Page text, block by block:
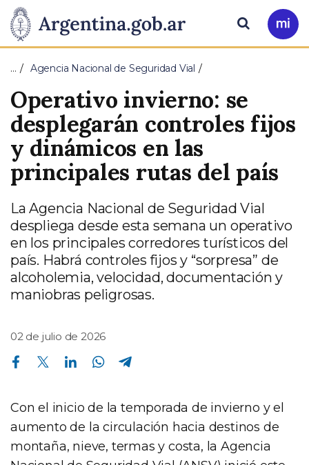
Presidencia
de
la
Nación
Pasar al contenido principal
Ir
a
Buscar
… Agencia Nacional de Seguridad Vial
Operativo invierno: se
desplegarán controles fijos
y dinámicos en las
principales rutas del país
La Agencia Nacional de Seguridad Vial
despliega desde esta semana un operativo
en los principales corredores turísticos del
país. Habrá controles fijos y “sorpresa” de
alcoholemia, velocidad, documentación y
maniobras peligrosas.
02 de julio de 2026
Compartir en Facebook Compartir en Twitter Compartir en Linkedin Compartir en Whatsapp
Con el inicio de la temporada de invierno y el
aumento de la circulación hacia destinos de
montaña, nieve, termas y costa, la Agencia